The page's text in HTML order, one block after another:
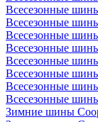
Всесезонные
Всесезонные
Всесезонные
Всесезонные
Всесезонные
Всесезонные
Всесезонные
Всесезонные
Зимние шины